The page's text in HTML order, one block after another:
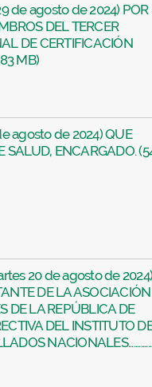
de agosto de 2024) POR
DEL TERCER
DE CERTIFICACIÓN
MB)
agosto de 2024) QUE
SALUD, ENCARGADO.
20 de agosto de 2024)
DE LA
DE LA REPÚBLICA DE
DEL INSTITUTO